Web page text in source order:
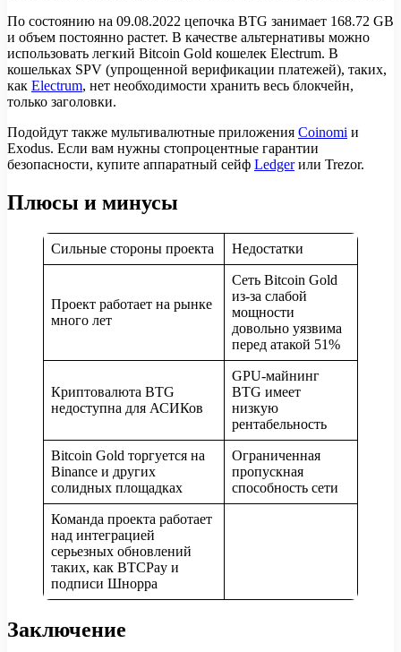
По состоянию на 09.08.2022 цепочка BTG занимает 168.72 GB
и объем постоянно растет. В качестве альтернативы можно
использовать легкий Bitcoin Gold кошелек Electrum. В
кошельках SPV (упрощенной верификации платежей), таких,
как Electrum, нет необходимости хранить весь блокчейн,
только заголовки.
Подойдут также мультивалютные приложения Coinomi и
Exodus. Если вам нужны стопроцентные гарантии
безопасности, купите аппаратный сейф Ledgerили Trezor.
Плюсы и минусы
Сильные стороны проекта Недостатки
Проект работает на рынке
много лет
Сеть Bitcoin Gold
из-за слабой
мощности
довольно уязвима
перед атакой 51%
Криптовалюта BTG
недоступна для АСИКов
GPU-майнинг
BTG имеет
низкую
рентабельность
Bitcoin Gold торгуется на
Binance и других
солидных площадках
Ограниченная
пропускная
способность сети
Команда проекта работает
над интеграцией
серьезных обновлений
таких, как BTCPay и
подписи Шнорра
Заключение